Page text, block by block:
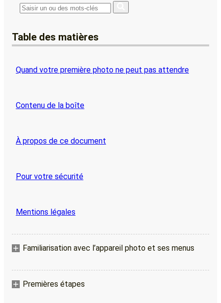
Table des matières
Quand votre première photo ne peut pas attendre
Contenu de la boîte
À propos de ce document
Pour votre sécurité
Mentions légales
Familiarisation avec l’appareil photo et ses menus
Premières étapes